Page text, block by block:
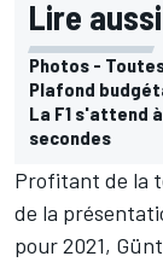
Lire
Photos -
Plafond
La F1 s'attend
secondes
Profitant de la
de la
pour 2021,